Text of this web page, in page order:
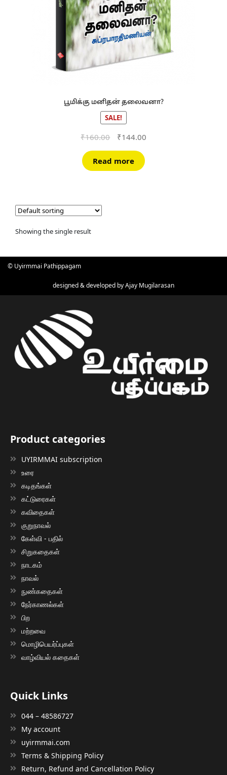
பூமிக்கு மனிதன் தலைவனா?
SALE!
₹160.00
Original
was:
₹160.00.
₹144.00Current
Read more
Showing the single result
© Uyirmmai Pathippagam
designed & developed byAjay Mugilarasan
Product categories
UYIRMMAI subscription
உரை
கடிதங்கள்
கட்டுரைகள்
கவிதைகள்
குறுநாவல்
கேள்வி - பதில்
சிறுகதைகள்
நாடகம்
நாவல்
நுண்கதைகள்
நேர்காணல்கள்
பிற
மற்றவை
மொழிபெயர்ப்புகள்
வாழ்வியல் கதைகள்
Quick Links
044 – 48586727
My account
uyirmmai.com
Terms & Shipping Policy
Return, Refund and Cancellation Policy